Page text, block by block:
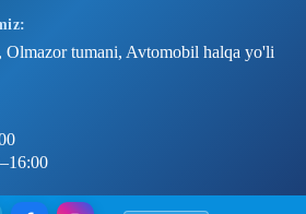
Olmazor tumani, Avtomobil halqa yo'li